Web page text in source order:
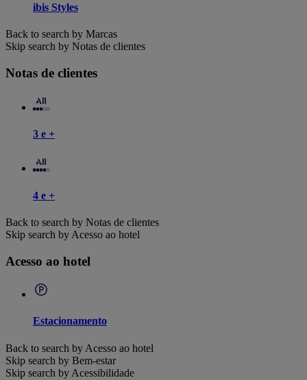
ibis Styles
Back to search by Marcas
Skip search by Notas de clientes
Notas de clientes
3 e +
4 e +
Back to search by Notas de clientes
Skip search by Acesso ao hotel
Acesso ao hotel
Estacionamento
Back to search by Acesso ao hotel
Skip search by Bem-estar
Skip search by Acessibilidade